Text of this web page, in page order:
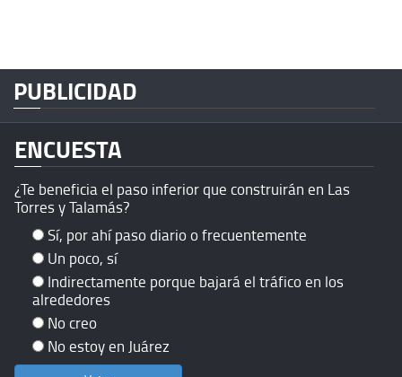
PUBLICIDAD
ENCUESTA
¿Te beneficia el paso inferior que construirán en Las
Torres y Talamás?
Sí, por ahí paso diario o frecuentemente
Un poco, sí
Indirectamente porque bajará el tráfico en los
alrededores
No creo
No estoy en Juárez